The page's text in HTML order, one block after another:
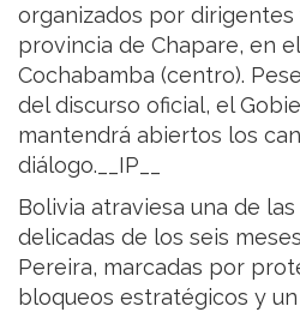
organizados por dirigentes
provincia de Chapare, en
Cochabamba (centro).
del discurso oficial, el
mantendrá abiertos los
diálogo.__IP__
Bolivia atraviesa una de
delicadas de los seis
Pereira, marcadas por
bloqueos estratégicos y